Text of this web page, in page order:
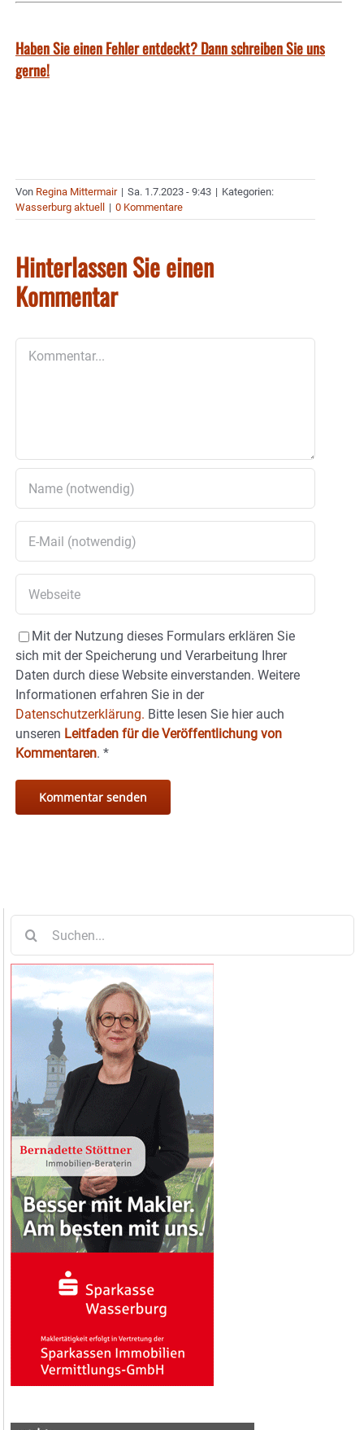
Haben Sie einen Fehler entdeckt? Dann schreiben Sie uns
gerne!
Von Regina Mittermair | Sa. 1.7.2023 - 9:43 | Kategorien:
Wasserburg aktuell
| 0 Kommentare
Hinterlassen Sie einen
Kommentar
Mit der Nutzung dieses Formulars erklären Sie
sich mit der Speicherung und Verarbeitung Ihrer
Daten durch diese Website einverstanden. Weitere
Informationen erfahren Sie in der
Datenschutzerklärung. Bitte lesen Sie hier auch
unseren Leitfaden für die Veröffentlichung von
Kommentaren. *
nach: